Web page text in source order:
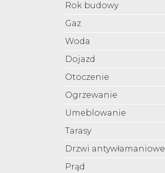
Rok budowy
Gaz
Woda
Dojazd
Otoczenie
Ogrzewanie
Umeblowanie
Tarasy
Drzwi antywłamaniowe
Prąd